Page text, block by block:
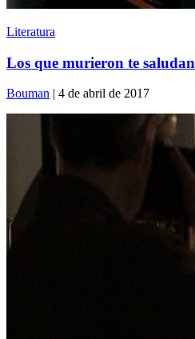
Literatura
Los que murieron te saludan
Bouman | 4 de abril de 2017